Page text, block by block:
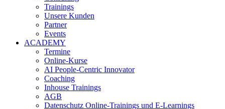
Trainings
Unsere Kunden
Partner
Events
ACADEMY
Termine
Online-Kurse
AI People-Centric Innovator
Coaching
Inhouse Trainings
AGB
Datenschutz Online-Trainings und E-Learnings